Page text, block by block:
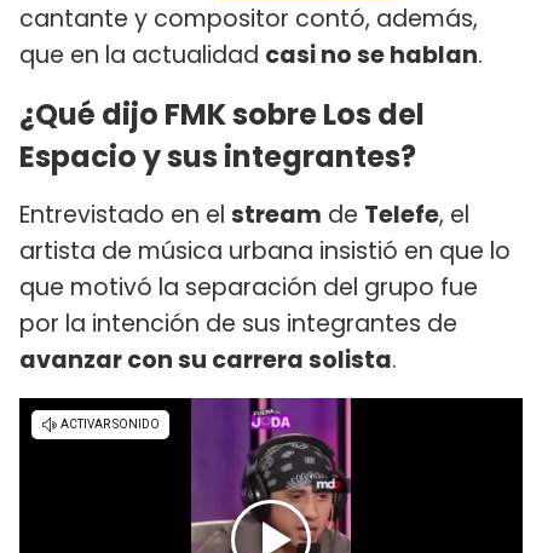
cantante y compositor contó, además,
que en la actualidad casi no se hablan.
¿Qué dijo FMK sobre Los del
Espacio y sus integrantes?
Entrevistado en el stream de Telefe, el
artista de música urbana insistió en que lo
que motivó la separación del grupo fue
por la intención de sus integrantes de
avanzar con su carrera solista.